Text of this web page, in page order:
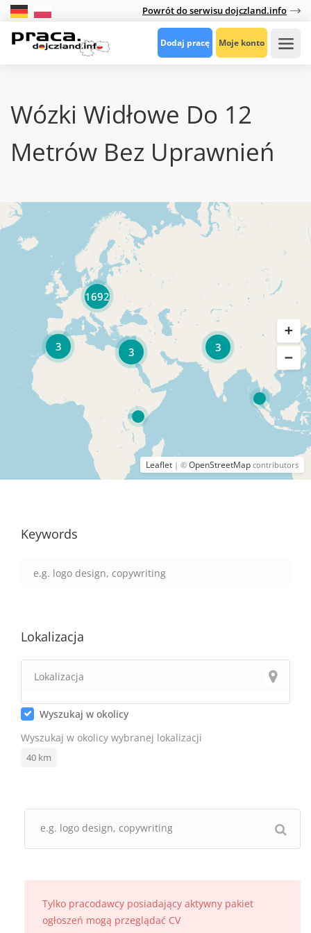
Powrót do serwisu dojczland.info
Dodaj pracę Moje konto
Wózki Widłowe Do 12
Metrów Bez Uprawnień
3
3
3
1692
Leaflet | © OpenStreetMap contributors
Keywords
Lokalizacja
Wyszukaj w okolicy
Wyszukaj w okolicy wybranej lokalizacji
40 km
Tylko pracodawcy posiadający aktywny pakiet
ogłoszeń mogą przeglądać CV